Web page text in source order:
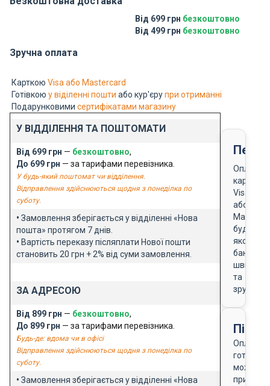
Від 699 грн безкоштовно
Від 499 грн безкоштовно
Зручна оплата
Карткою Visa або Mastercard
Готівкою у віділенні пошти або кур'єрупри отриманні
Подарунковими сертифікатами магазину
У ВІДДІЛЕННЯ ТА ПОШТОМАТИ
Від 699 грн — безкоштовно,
До 699 грн — за тарифами перевізника.
У будь-який поштомат чи відділення.
Відправлення здійснюються щодня з понеділка по
суботу.
• Замовлення зберігається у відділенні «Нова
пошта» протягом 7 днів.
• Вартість переказу післяплати Нової пошти
становить 20 грн + 2% від суми замовлення.
ЗА АДРЕСОЮ
Від 899 грн — безкоштовно,
До 899 грн — за тарифами перевізника.
Будь-де: вдома чи в офісі
Відправлення здійснюються щодня з понеділка по
суботу.
• Замовлення зберігається у відділенні «Нова
Оплата
карткою
Visa
або
будь-
якого
банку
швидко
та
зручно
Оплата
готівкою
можлива
при